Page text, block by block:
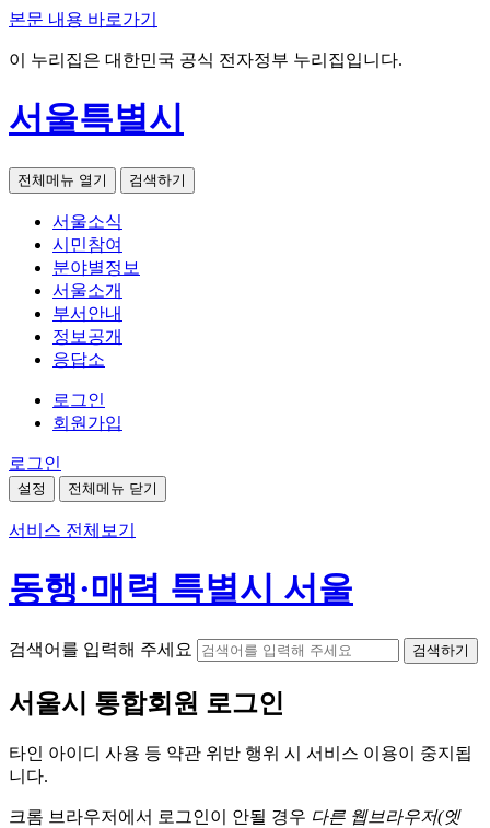
본문 내용 바로가기
이 누리집은 대한민국 공식 전자정부 누리집입니다.
서울특별시
전체메뉴 열기 검색하기
서울소식
시민참여
분야별정보
서울소개
부서안내
정보공개
응답소
로그인
회원가입
로그인
설정 전체메뉴 닫기
서비스 전체보기
동행·매력 특별시 서울
검색어를 입력해 주세요 검색하기
서울시 통합회원 로그인
타인 아이디 사용 등 약관 위반 행위 시 서비스 이용이 중지됩
니다.
크롬 브라우저에서 로그인이 안될 경우 다른 웹브라우저(엣